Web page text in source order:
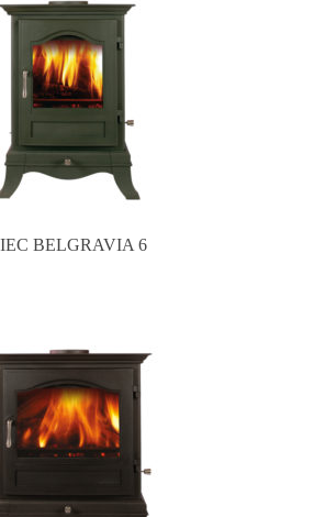
BELGRAVIA 6